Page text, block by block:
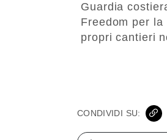
Guardia
Freedom per
propri cantieri
CONDIVIDI SU: